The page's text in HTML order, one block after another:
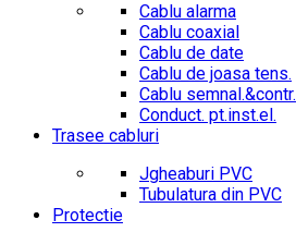
Cablu alarma
Cablu coaxial
Cablu de date
Cablu de joasa tens.
Cablu semnal.&contr.
Conduct. pt.inst.el.
Trasee cabluri
Jgheaburi PVC
Tubulatura din PVC
Protectie